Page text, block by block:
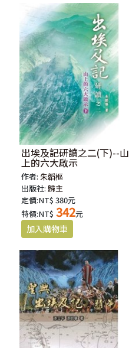
出埃及記研讀之二(下)--山
上的六大啟示
作者:朱韜樞
出版社:歸主
定價:NT$ 380元
特價:NT$ 342元